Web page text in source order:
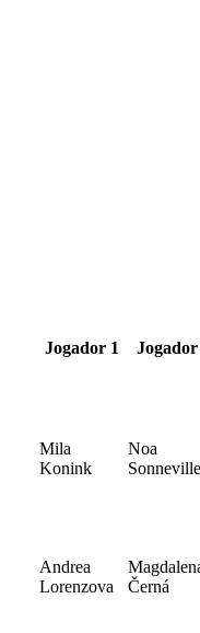
Jogador 1 Jogador
Mila
Konink
Noa
Sonneville
Andrea
Lorenzova
Černá